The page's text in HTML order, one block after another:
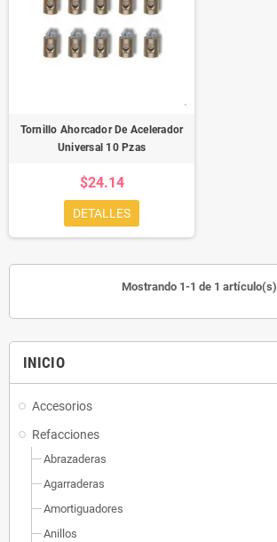
INICIO
Accesorios
Refacciones
Abrazaderas
Agarraderas
Amortiguadores
Anillos
Tornillo Ahorcador De Acelerador
Universal 10 Pzas
$24.14
DETALLES
Mostrando 1-1 de 1 artículo(s)